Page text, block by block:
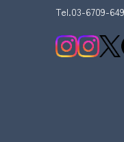
Tel.03-6709-